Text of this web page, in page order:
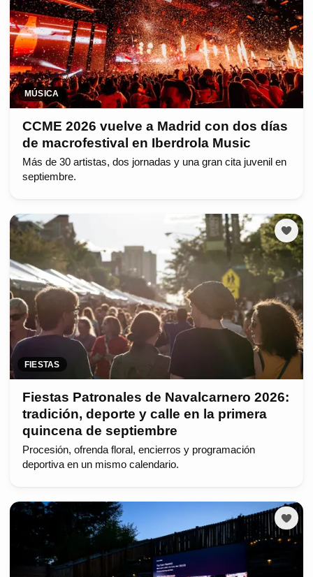
MÚSICA
CCME 2026 vuelve a Madrid con dos días
de macrofestival en Iberdrola Music
Más de 30 artistas, dos jornadas y una gran cita juvenil en
septiembre.
FIESTAS
Fiestas Patronales de Navalcarnero 2026:
tradición, deporte y calle en la primera
quincena de septiembre
Procesión, ofrenda floral, encierros y programación
deportiva en un mismo calendario.